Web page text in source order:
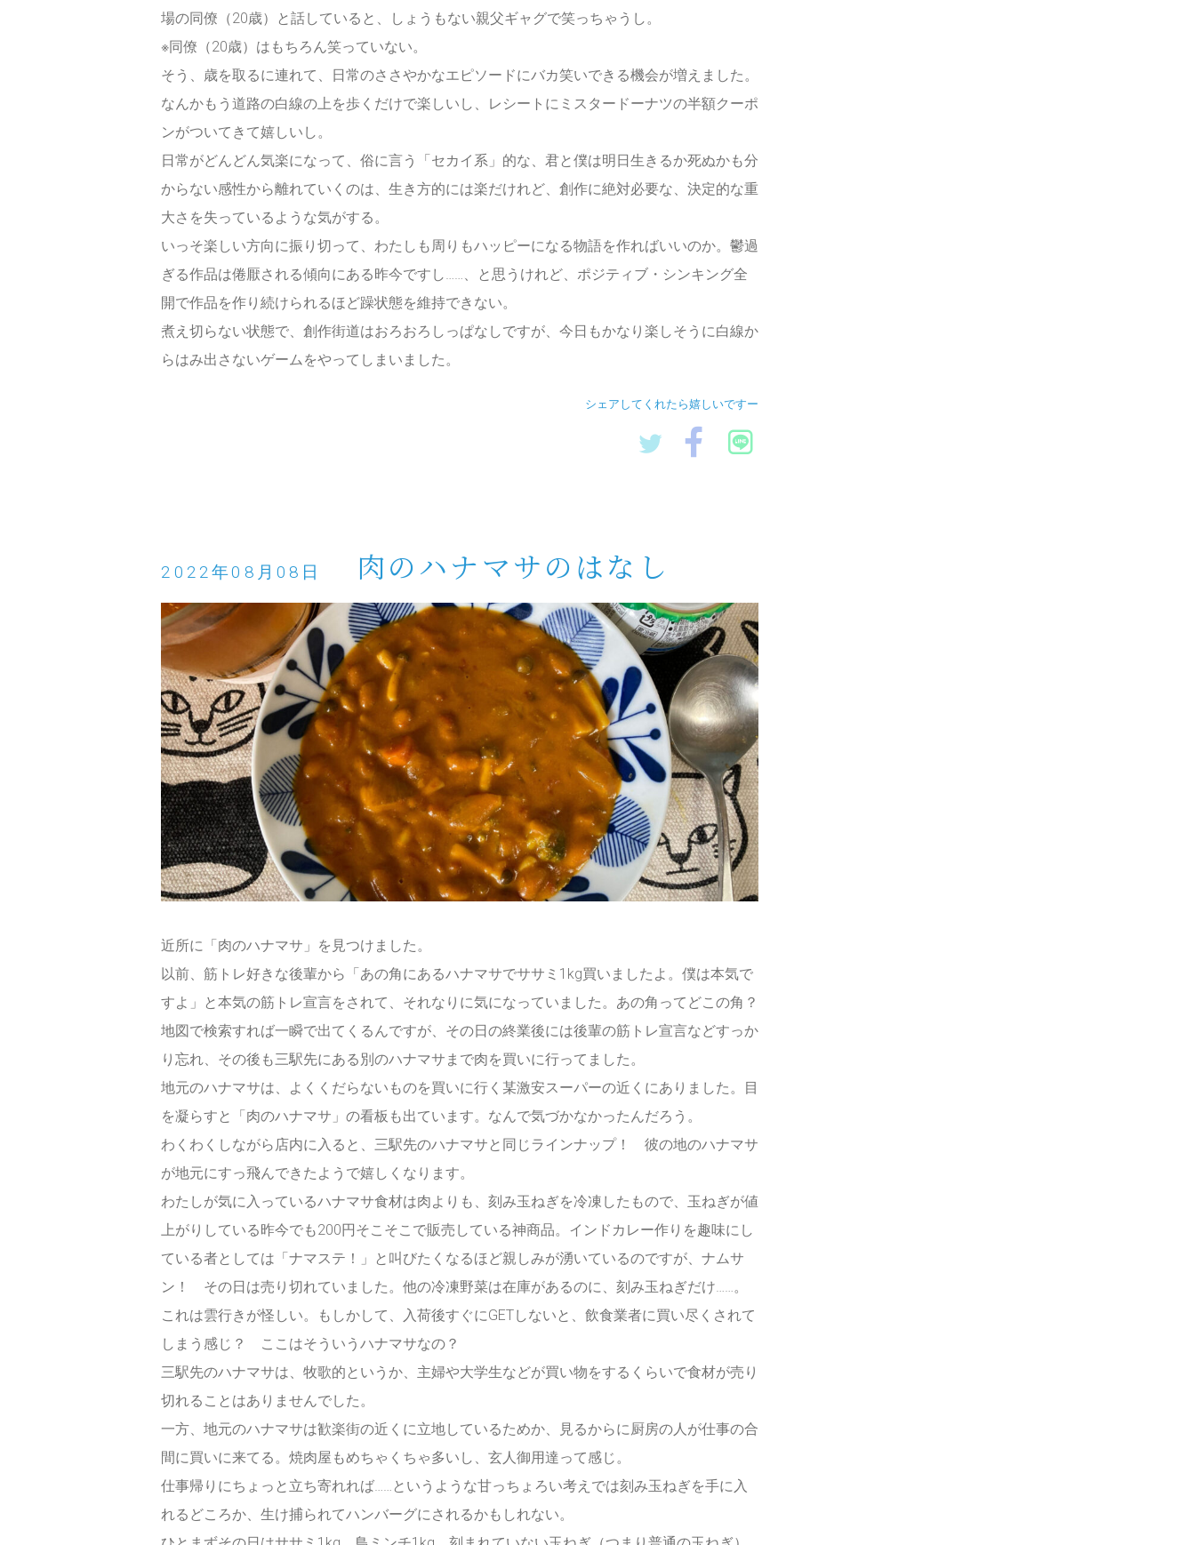
場の同僚（20歳）と話していると、しょうもない親父ギャグで笑っちゃうし。
※同僚（20歳）はもちろん笑っていない。
そう、歳を取るに連れて、日常のささやかなエピソードにバカ笑いできる機会が増えました。
なんかもう道路の白線の上を歩くだけで楽しいし、レシートにミスタードーナツの半額クーポ
ンがついてきて嬉しいし。
日常がどんどん気楽になって、俗に言う「セカイ系」的な、君と僕は明日生きるか死ぬかも分
からない感性から離れていくのは、生き方的には楽だけれど、創作に絶対必要な、決定的な重
大さを失っているような気がする。
いっそ楽しい方向に振り切って、わたしも周りもハッピーになる物語を作ればいいのか。鬱過
ぎる作品は倦厭される傾向にある昨今ですし……、と思うけれど、ポジティブ・シンキング全
開で作品を作り続けられるほど躁状態を維持できない。
煮え切らない状態で、創作街道はおろおろしっぱなしですが、今日もかなり楽しそうに白線か
らはみ出さないゲームをやってしまいました。
シェアしてくれたら嬉しいですー
2022年08月08日 肉のハナマサのはなし
近所に「肉のハナマサ」を見つけました。
以前、筋トレ好きな後輩から「あの角にあるハナマサでササミ1kg買いましたよ。僕は本気で
すよ」と本気の筋トレ宣言をされて、それなりに気になっていました。あの角ってどこの角？
地図で検索すれば一瞬で出てくるんですが、その日の終業後には後輩の筋トレ宣言などすっか
り忘れ、その後も三駅先にある別のハナマサまで肉を買いに行ってました。
地元のハナマサは、よくくだらないものを買いに行く某激安スーパーの近くにありました。目
を凝らすと「肉のハナマサ」の看板も出ています。なんで気づかなかったんだろう。
わくわくしながら店内に入ると、三駅先のハナマサと同じラインナップ！ 彼の地のハナマサ
が地元にすっ飛んできたようで嬉しくなります。
わたしが気に入っているハナマサ食材は肉よりも、刻み玉ねぎを冷凍したもので、玉ねぎが値
上がりしている昨今でも200円そこそこで販売している神商品。インドカレー作りを趣味にし
ている者としては「ナマステ！」と叫びたくなるほど親しみが湧いているのですが、ナムサ
ン！ その日は売り切れていました。他の冷凍野菜は在庫があるのに、刻み玉ねぎだけ……。
これは雲行きが怪しい。もしかして、入荷後すぐにGETしないと、飲食業者に買い尽くされて
しまう感じ？ ここはそういうハナマサなの？
三駅先のハナマサは、牧歌的というか、主婦や大学生などが買い物をするくらいで食材が売り
切れることはありませんでした。
一方、地元のハナマサは歓楽街の近くに立地しているためか、見るからに厨房の人が仕事の合
間に買いに来てる。焼肉屋もめちゃくちゃ多いし、玄人御用達って感じ。
仕事帰りにちょっと立ち寄れれば……というような甘っちょろい考えでは刻み玉ねぎを手に入
れるどころか、生け捕られてハンバーグにされるかもしれない。